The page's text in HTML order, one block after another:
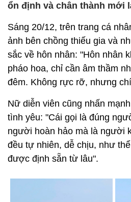
ổn định và chân thành mới
Sáng 20/12, trên trang cá
ảnh bên chồng thiếu gia và
sắc về hôn nhân: "Hôn nhân
pháo hoa, chỉ cần âm thầm
đêm. Không rực rỡ, nhưng
Nữ diễn viên cũng nhấn
tình yêu: "Cái gọi là đúng
người hoàn hảo mà là người
đều tự nhiên, dễ chịu, như
được định sẵn từ lâu".